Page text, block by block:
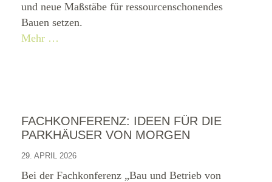
und neue Maßstäbe für ressourcenschonendes
Bauen setzen.
Mehr …
FACHKONFERENZ: IDEEN FÜR DIE
PARKHÄUSER VON MORGEN
29. APRIL 2026
Bei der Fachkonferenz „Bau und Betrieb von